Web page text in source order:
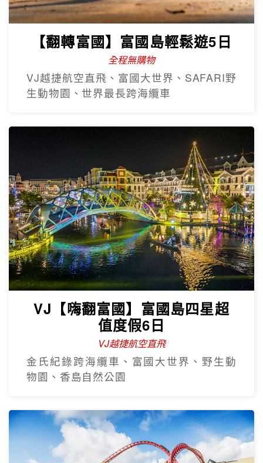
【翻轉富國】富國島輕鬆遊5日
全程無購物
VJ越捷航空直飛、富國大世界、SAFARI野
生動物園、世界最長跨海纜車
VJ【嗨翻富國】富國島四星超
值度假6日
VJ越捷航空直飛
金氏紀錄跨海纜車、富國大世界、野生動
物園、香島自然公園